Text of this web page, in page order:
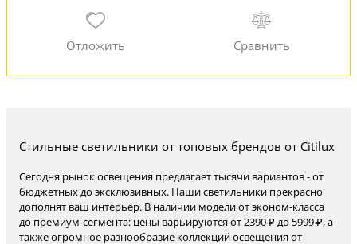
Стильные светильники от топовых брендов от Citilux
Сегодня рынок освещения предлагает тысячи вариантов - от
бюджетных до эксклюзивных. Наши светильники прекрасно
дополнят ваш интерьер. В наличии модели от эконом-класса
до премиум-сегмента: цены варьируются от 2390 ₽ до 5999 ₽, а
также огромное разнообразие коллекций освещения от